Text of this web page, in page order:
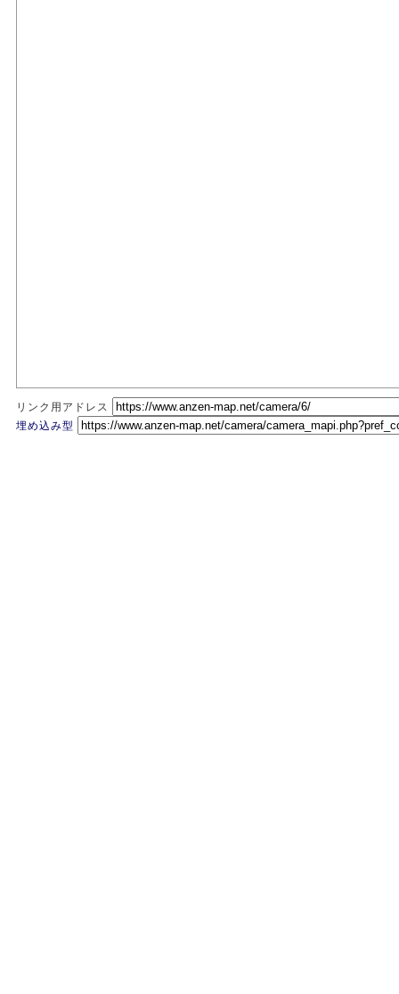
リンク用アドレス
埋め込み型